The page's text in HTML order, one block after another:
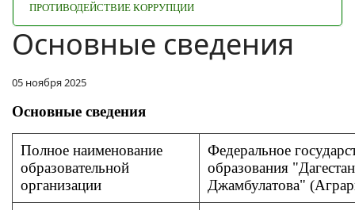
ПРОТИВОДЕЙСТВИЕ КОРРУПЦИИ
Основные сведения
05 ноября 2025
Основные сведения
Полное наименование
образовательной
организации
Федеральное
образования
Джамбулатова"